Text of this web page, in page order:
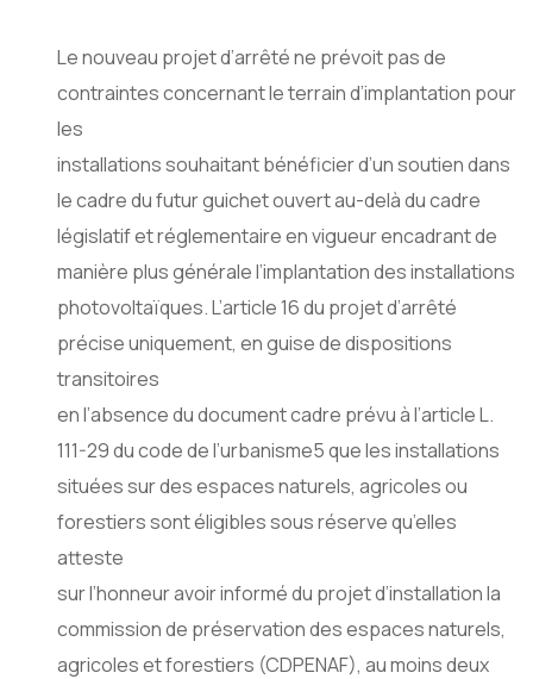
Le nouveau projet d’arrêté ne prévoit pas de
contraintes concernant le terrain d’implantation pour
les
installations souhaitant bénéficier d’un soutien dans
le cadre du futur guichet ouvert au-delà du cadre
législatif et réglementaire en vigueur encadrant de
manière plus générale l’implantation des installations
photovoltaïques. L’article 16 du projet d’arrêté
précise uniquement, en guise de dispositions
transitoires
en l’absence du document cadre prévu à l’article L.
111-29 du code de l’urbanisme5 que les installations
situées sur des espaces naturels, agricoles ou
forestiers sont éligibles sous réserve qu’elles
atteste
sur l’honneur avoir informé du projet d’installation la
commission de préservation des espaces naturels,
agricoles et forestiers (CDPENAF), au moins deux